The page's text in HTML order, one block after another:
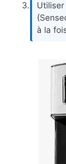
Utiliser
à la